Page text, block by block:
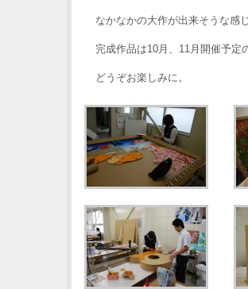
なかなかの大作が出来そうな感
完成作品は10月、11月開催予定
どうぞお楽しみに。